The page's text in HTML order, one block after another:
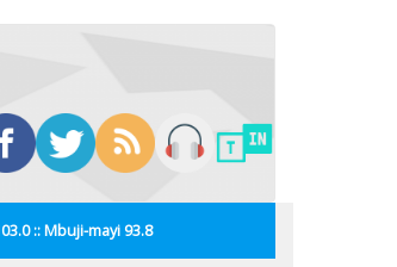
:: Mbuji-mayi 93.8